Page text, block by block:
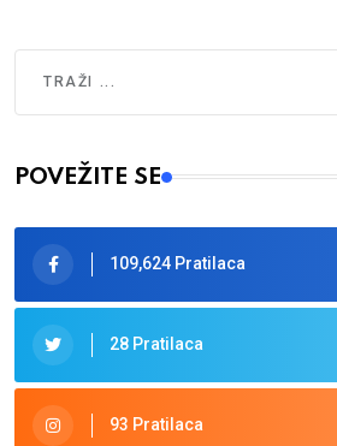
Type 2 or more characters for results.
POVEŽITE SE
109,624 Pratilaca
28 Pratilaca
93 Pratilaca